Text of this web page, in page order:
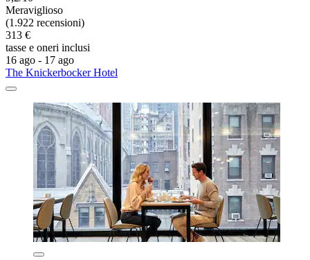
Meraviglioso
(1.922 recensioni)
313 €
tasse e oneri inclusi
16 ago - 17 ago
The Knickerbocker Hotel